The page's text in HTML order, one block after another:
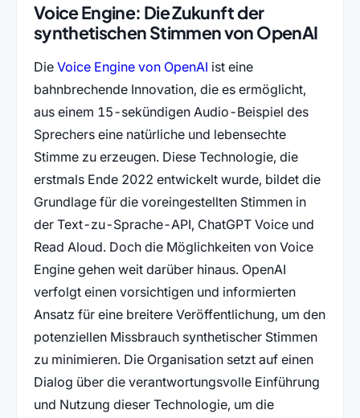
Voice Engine: Die Zukunft der
synthetischen Stimmen von OpenAI
Die Voice Engine von OpenAI(öffnet in neuem Tab)
ist eine
bahnbrechende Innovation, die es ermöglicht,
aus einem 15-sekündigen Audio-Beispiel des
Sprechers eine natürliche und lebensechte
Stimme zu erzeugen. Diese Technologie, die
erstmals Ende 2022 entwickelt wurde, bildet die
Grundlage für die voreingestellten Stimmen in
der Text-zu-Sprache-API, ChatGPT Voice und
Read Aloud. Doch die Möglichkeiten von Voice
Engine gehen weit darüber hinaus. OpenAI
verfolgt einen vorsichtigen und informierten
Ansatz für eine breitere Veröffentlichung, um den
potenziellen Missbrauch synthetischer Stimmen
zu minimieren. Die Organisation setzt auf einen
Dialog über die verantwortungsvolle Einführung
und Nutzung dieser Technologie, um die